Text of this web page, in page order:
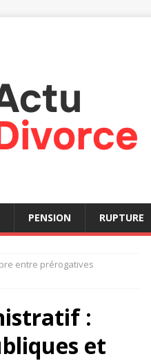
PENSION RUPTURE
entre prérogatives
:
et